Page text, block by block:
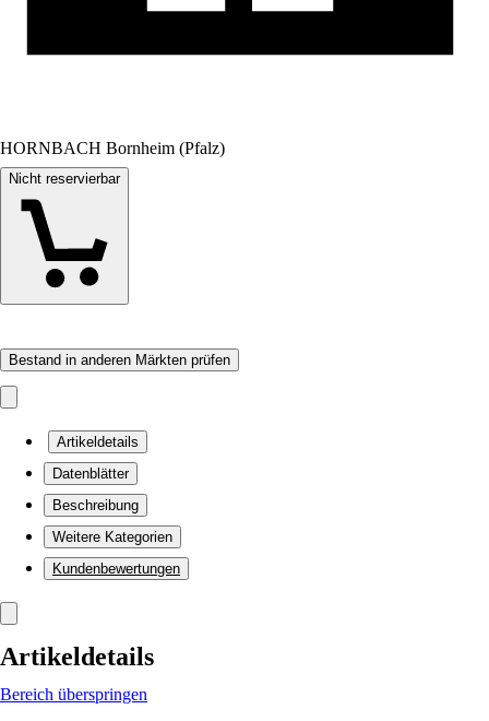
HORNBACH Bornheim (Pfalz)
Nicht reservierbar
Bestand in anderen Märkten prüfen
Artikeldetails
Datenblätter
Beschreibung
Weitere Kategorien
Kundenbewertungen
Artikeldetails
Bereich überspringen